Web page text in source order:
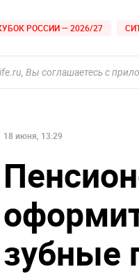
РОССИИ — 2026/27
Вы соглашаетесь с
18 июня, 13:29
зубные